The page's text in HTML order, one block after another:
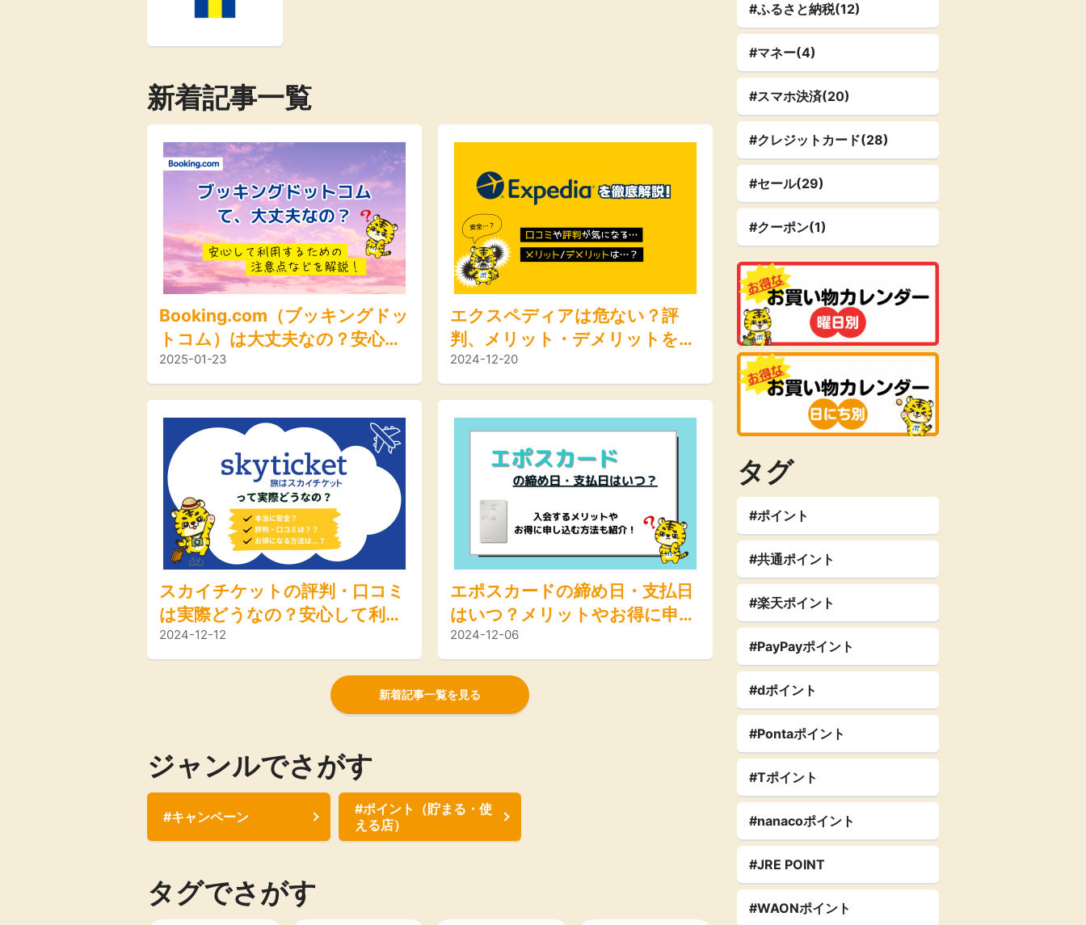
新着記事一覧
Booking.com（ブッキングドッ
トコム）は大丈夫なの？安心し
て利用するための注意点などを
解説！
2025-01-23
エクスペディアは危ない？評
判、メリット・デメリットを徹
底解説
2024-12-20
スカイチケットの評判・口コミ
は実際どうなの？安心して利用
するためのポイントやお得な方
法をご紹介！
2024-12-12
エポスカードの締め日・支払日
はいつ？メリットやお得に申し
込む方法も紹介！
2024-12-06
新着記事一覧を見る
ジャンルでさがす
#キャンペーン
#ポイント（貯まる・使
える店）
タグでさがす
#ふるさと納税(12)
#マネー(4)
#スマホ決済(20)
#クレジットカード(28)
#セール(29)
#クーポン(1)
タグ
#ポイント
#共通ポイント
#楽天ポイント
#PayPayポイント
#dポイント
#Pontaポイント
#Tポイント
#nanacoポイント
#JRE POINT
#WAONポイント